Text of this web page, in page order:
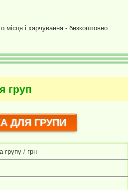
місця і харчування - безкоштовно
груп
ДЛЯ ГРУПИ
групу / грн